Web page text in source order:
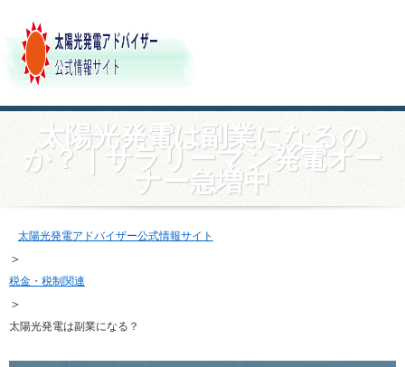
太陽光発電は副業になるの
か？｜サラリーマン発電オー
ナー急増中
太陽光発電アドバイザー公式情報サイト
＞
税金・税制関連
＞
太陽光発電は副業になる？